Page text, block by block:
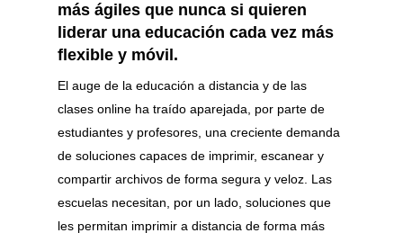
más ágiles que nunca si quieren
liderar una educación cada vez más
flexible y móvil.
El auge de la educación a distancia y de las
clases online ha traído aparejada, por parte de
estudiantes y profesores, una creciente demanda
de soluciones capaces de imprimir, escanear y
compartir archivos de forma segura y veloz. Las
escuelas necesitan, por un lado, soluciones que
les permitan imprimir a distancia de forma más